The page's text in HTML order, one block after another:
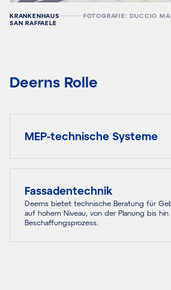
KRANKENHAUS
SAN RAFFAELE
FOTOGRAFIE: DUCCIO
Deerns Rolle
MEP-technische Systeme
Fassadentechnik
Deerns bietet technische Beratung für
auf hohem Niveau, von der Planung bis hin
Beschaffungsprozess.